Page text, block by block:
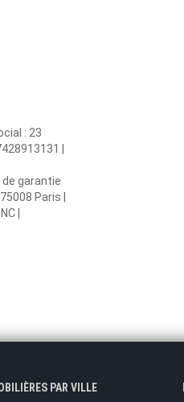
: 23
|
de garantie
Paris |
|
PAR VILLE